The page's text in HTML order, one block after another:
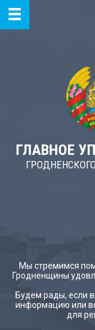
ГЛАВНОЕ
Мы стремимся
Гродненщины
Будем рады, если
информацию или
для